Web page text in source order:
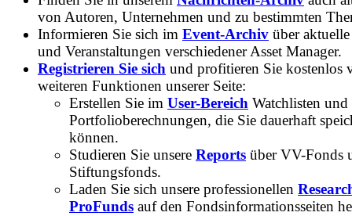
von Autoren, Unternehmen und zu bestimmten
Informieren Sie sich im Event-Archiv über
und Veranstaltungen verschiedener Asset Manager.
Registrieren Sie sich und profitieren Sie kostenlos
weiteren Funktionen unserer Seite:
Erstellen Sie im User-Bereich Watchlisten und
Portfolioberechnungen, die Sie dauerhaft
können.
Studieren Sie unsere Reports über VV-Fonds
Stiftungsfonds.
Laden Sie sich unsere professionellen
ProFunds auf den Fondsinformationsseiten